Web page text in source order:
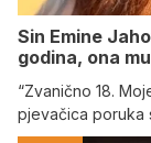
Sin Emine
godina, ona
“Zvanično 18.
pjevačica poruka